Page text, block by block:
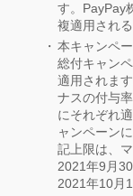
す。PayPay
複適用され
本キャンペ
総付キャン
適用されま
ナスの付与
にそれぞれ
ャンペーン
記上限は、
2021年9月
2021年10月